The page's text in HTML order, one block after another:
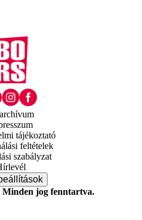
tájékoztató
feltételek
szabályzat
Minden jog fenntartva.